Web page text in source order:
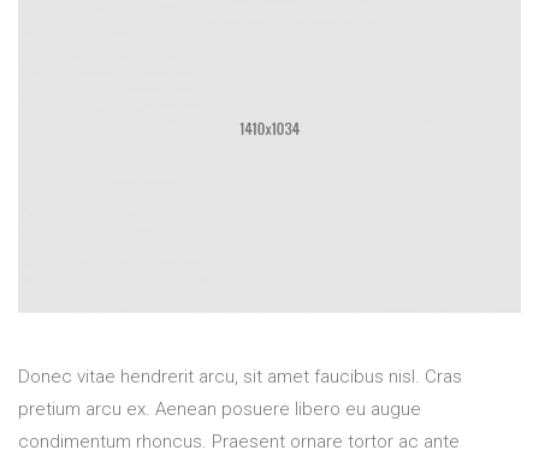
Donec vitae hendrerit arcu, sit amet faucibus nisl. Cras
pretium arcu ex. Aenean posuere libero eu augue
condimentum rhoncus. Praesent ornare tortor ac ante